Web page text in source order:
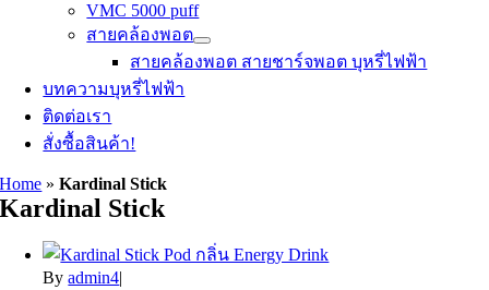
VMC 5000 puff
สายคล้องพอต
สายคล้องพอต สายชาร์จพอต บุหรี่ไฟฟ้า
บทความบุหรี่ไฟฟ้า
ติดต่อเรา
สั่งซื้อสินค้า!
Home »Kardinal Stick
Kardinal Stick
Byadmin4|